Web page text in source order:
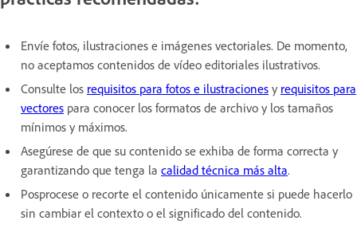
Envíe fotos, ilustraciones e imágenes vectoriales. De momento,
no aceptamos contenidos de vídeo editoriales ilustrativos.
Consulte los requisitos para fotos e ilustraciones y requisitos para
vectores para conocer los formatos de archivo y los tamaños
mínimos y máximos.
Asegúrese de que su contenido se exhiba de forma correcta y
garantizando que tenga la calidad técnica más alta.
Posprocese o recorte el contenido únicamente si puede hacerlo
sin cambiar el contexto o el significado del contenido.